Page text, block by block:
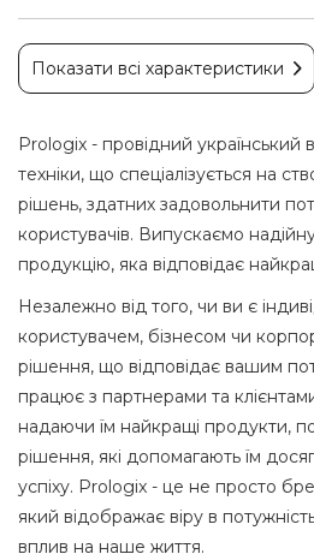
Показати всі характеристики
Prologix - провідний український
техніки, що спеціалізується на
рішень, здатних задовольнити
користувачів. Випускаємо
продукцію, яка відповідає
Незалежно від того, чи ви є
користувачем, бізнесом чи
рішення, що відповідає вашим
працює з партнерами та
надаючи їм найкращі продукти,
рішення, які допомагають їм
успіху. Prologix - це не просто
який відображає віру в потужність
вплив на наше життя.